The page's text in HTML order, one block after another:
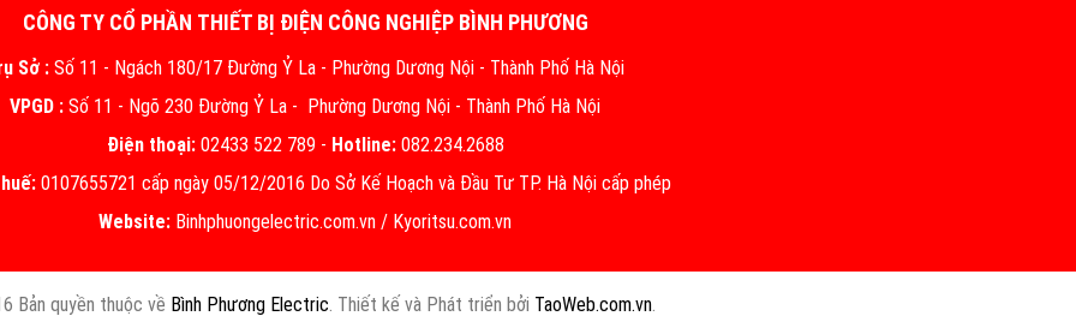
CÔNG TY CỔ PHẦN THIẾT BỊ ĐIỆN CÔNG NGHIỆP BÌNH PHƯƠNG
Sở : Số 11 - Ngách 180/17 Đường Ỷ La - Phường Dương Nội - Thành Phố Hà Nội
VPGD : Số 11 - Ngõ 230 Đường Ỷ La - Phường Dương Nội - Thành Phố Hà Nội
Điện thoại:02433 522 789 - Hotline:082.234.2688
0107655721 cấp ngày 05/12/2016 Do Sở Kế Hoạch và Đầu Tư TP. Hà Nội cấp phép
Website: Binhphuongelectric.com.vn / Kyoritsu.com.vn
Bản quyền thuộc về Bình Phương Electric . Thiết kế và Phát triển bởi TaoWeb.com.vn